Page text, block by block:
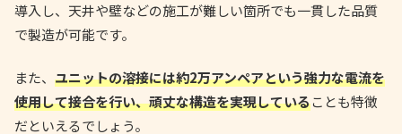
導入し、天井や壁などの施工が難しい箇所でも一貫した品質
で製造が可能です。
また、 ユニットの溶接には約2万アンペアという強力な電流を
使用して接合を行い、頑丈な構造を実現していることも特徴
だといえるでしょう。